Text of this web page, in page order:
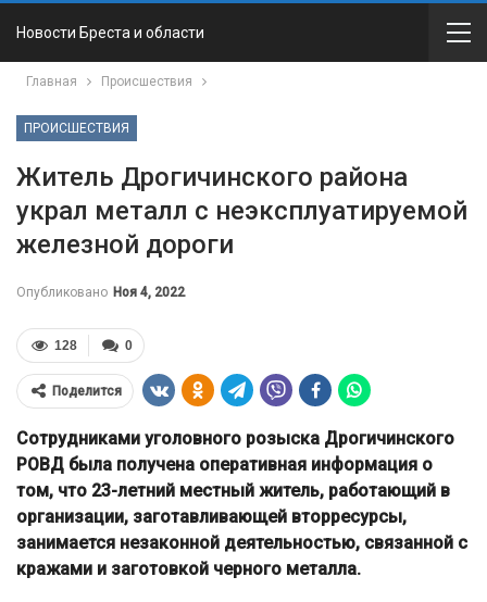
Новости Бреста и области
Главная Происшествия
ПРОИСШЕСТВИЯ
Житель Дрогичинского района
украл металл с неэксплуатируемой
железной дороги
Опубликовано Ноя 4, 2022
0
128
Поделится
Сотрудниками уголовного розыска Дрогичинского
РОВД была получена оперативная информация о
том, что 23-летний местный житель, работающий в
организации, заготавливающей вторресурсы,
занимается незаконной деятельностью, связанной с
кражами и заготовкой черного металла.